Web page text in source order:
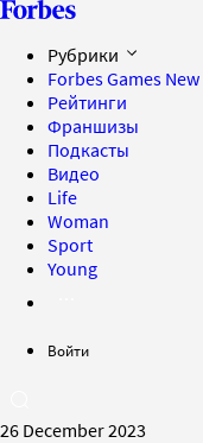
Рубрики
Forbes Games New
Рейтинги
Франшизы
Подкасты
Видео
Life
Woman
Sport
Young
Войти
26 December 2023